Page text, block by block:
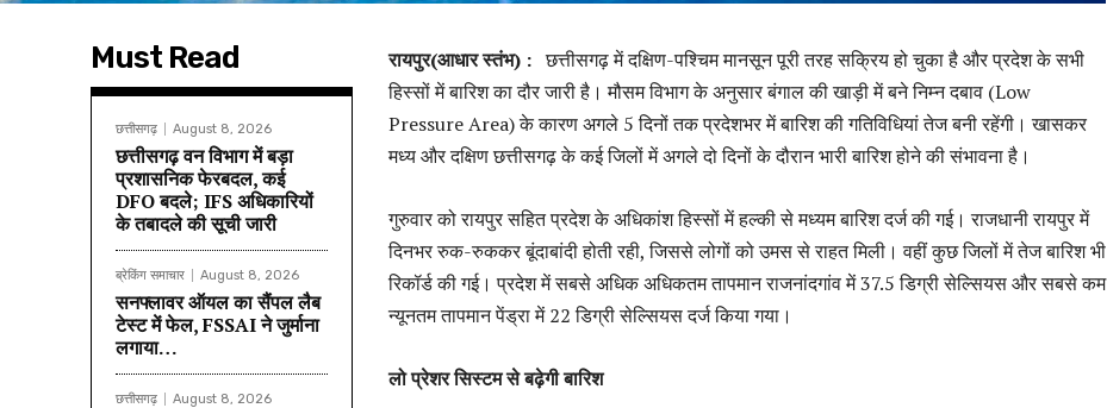
Must Read
छत्तीसगढ़ August 8, 2026
छत्तीसगढ़ वन विभाग में बड़ा
प्रशासनिक फेरबदल, कई
DFO बदले; IFS अधिकारियों
के तबादले की सूची जारी
ब्रेकिंग समाचार August 8, 2026
सनफ्लावर ऑयल का सैंपल लैब
टेस्ट में फेल, FSSAI ने जुर्माना
लगाया…
छत्तीसगढ़ August 8, 2026
रायपुर(आधार स्तंभ) :छत्तीसगढ़ में दक्षिण-पश्चिम मानसून पूरी तरह सक्रिय हो चुका है और प्रदेश के सभी
हिस्सों में बारिश का दौर जारी है। मौसम विभाग के अनुसार बंगाल की खाड़ी में बने निम्न दबाव (Low
Pressure Area) के कारण अगले 5 दिनों तक प्रदेशभर में बारिश की गतिविधियां तेज बनी रहेंगी। खासकर
मध्य और दक्षिण छत्तीसगढ़ के कई जिलों में अगले दो दिनों के दौरान भारी बारिश होने की संभावना है।
गुरुवार को रायपुर सहित प्रदेश के अधिकांश हिस्सों में हल्की से मध्यम बारिश दर्ज की गई। राजधानी रायपुर में
दिनभर रुक-रुककर बूंदाबांदी होती रही, जिससे लोगों को उमस से राहत मिली। वहीं कुछ जिलों में तेज बारिश भी
रिकॉर्ड की गई। प्रदेश में सबसे अधिक अधिकतम तापमान राजनांदगांव में 37.5 डिग्री सेल्सियस और सबसे कम
न्यूनतम तापमान पेंड्रा में 22 डिग्री सेल्सियस दर्ज किया गया।
लो प्रेशर सिस्टम से बढ़ेगी बारिश